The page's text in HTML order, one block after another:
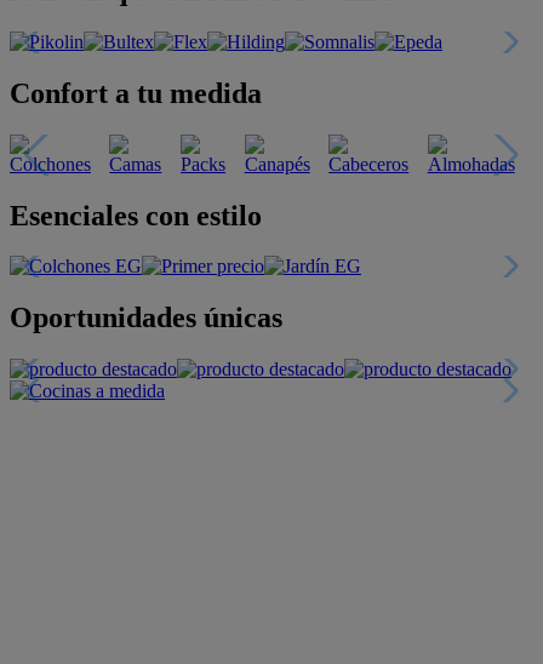
Confort a tu medida
Esenciales con estilo
Oportunidades únicas